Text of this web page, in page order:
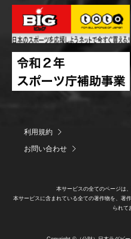
利用規約
お問い合わせ
本サービスの全てのページは
本サービスに含まれている全ての著作物を、著
られて